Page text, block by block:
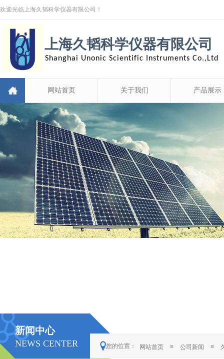
欢迎光临上海久韬科学仪器有限公司！
上海久韬科学仪器有限公司
Shanghai Unonic Scientific Instruments Co.,Ltd
网站首页 关于我们 产品展示
新闻中心
NEWS CENTER 您的位置： 网站首页 ≡ 公司新闻 ≡